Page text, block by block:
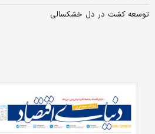
توسعه کشت در دل خشکسالی